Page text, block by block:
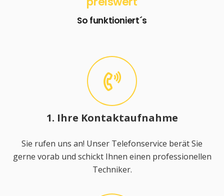
So funktioniert´s
1. Ihre Kontaktaufnahme
Sie rufen uns an! Unser Telefonservice berät Sie
gerne vorab und schickt Ihnen einen professionellen
Techniker.